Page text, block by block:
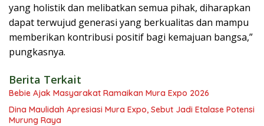
yang holistik dan melibatkan semua pihak, diharapkan
dapat terwujud generasi yang berkualitas dan mampu
memberikan kontribusi positif bagi kemajuan bangsa,”
pungkasnya.
Berita Terkait
Bebie Ajak Masyarakat Ramaikan Mura Expo 2026
Dina Maulidah Apresiasi Mura Expo, Sebut Jadi Etalase Potensi
Murung Raya